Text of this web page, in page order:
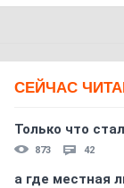
СЕЙЧАС
Только что
873 42
а где местная